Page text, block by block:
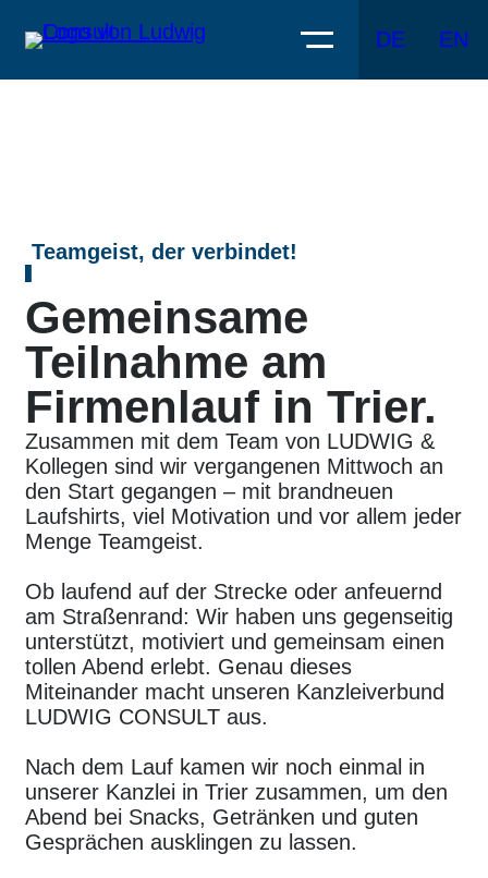
DE EN
Teamgeist, der verbindet!
Gemeinsame
Teilnahme am
Firmenlauf in Trier.
Zusammen mit dem Team von LUDWIG &
Kollegen sind wir vergangenen Mittwoch an
den Start gegangen – mit brandneuen
Laufshirts, viel Motivation und vor allem jeder
Menge Teamgeist.
Ob laufend auf der Strecke oder anfeuernd
am Straßenrand: Wir haben uns gegenseitig
unterstützt, motiviert und gemeinsam einen
tollen Abend erlebt. Genau dieses
Miteinander macht unseren Kanzleiverbund
LUDWIG CONSULT aus.
Nach dem Lauf kamen wir noch einmal in
unserer Kanzlei in Trier zusammen, um den
Abend bei Snacks, Getränken und guten
Gesprächen ausklingen zu lassen.